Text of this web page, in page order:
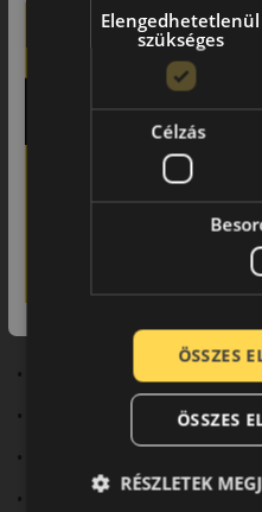
Terepen és
megbízható
A Toyo Open Country A/T3
négyévszakos abroncs,
terveztek. Sokoldalú
mind terepen, így ideális
Fő előnyök
• All-terrain kialakítás
• 3PMSF és M+S minősítés
• Erőteljes terep- és havas
• Megerősített szerkezet
• Strapabíró teljesítmény
Elengedhetetlenül
szükséges
Célzás
ÖSSZES
ÖSSZES
RÉSZLETEK